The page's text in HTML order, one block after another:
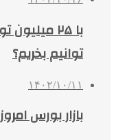
با ۲۵
توانیم بخریم؟
۱۴۰۲/۱۰/۱۱
بازار بورس